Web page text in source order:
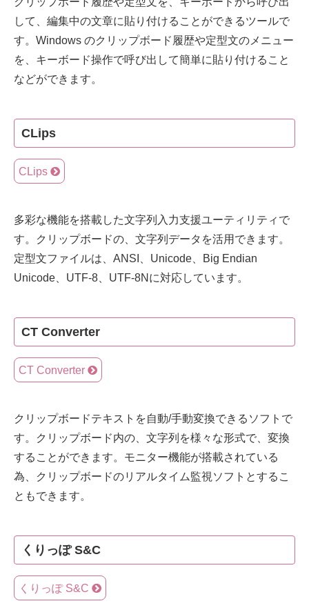
して、編集中の文章に貼り付けることができるツールで
す。Windows のクリップボード履歴や定型文のメニュー
を、キーボード操作で呼び出して簡単に貼り付けること
などができます。
CLips
CLips
多彩な機能を搭載した文字列入力支援ユーティリティで
す。クリップボードの、文字列データを活用できます。
定型文ファイルは、ANSI、Unicode、Big Endian
Unicode、UTF-8、UTF-8Nに対応しています。
CT Converter
CT Converter
クリップボードテキストを自動/手動変換できるソフトで
す。クリップボード内の、文字列を様々な形式で、変換
することができます。モニター機能が搭載されている
為、クリップボードのリアルタイム監視ソフトとするこ
ともできます。
くりっぽ S&C
くりっぽ S&C